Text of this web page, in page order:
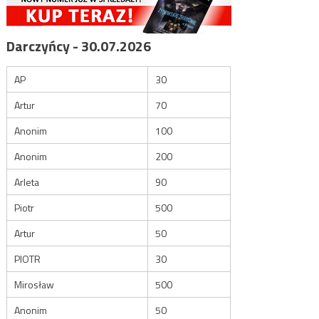
Darczyńcy - 30.07.2026
AP
30
Artur
70
Anonim
100
Anonim
200
Arleta
90
Piotr
500
Artur
50
PIOTR
30
Mirosław
500
Anonim
50